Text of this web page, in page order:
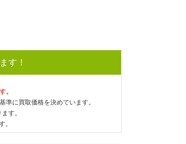
す！
。
準に買取価格を決めています。
す。
。